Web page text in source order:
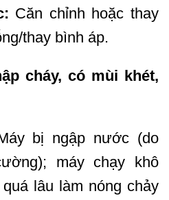
Căn chỉnh hoặc thay
thay bình áp.
cháy, có mùi khét,
bị ngập nước (do
máy chạy khô
lâu làm nóng chảy